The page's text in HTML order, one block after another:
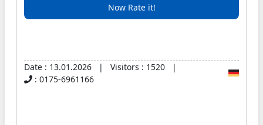
Durchführung stehen wir Ihnen jederzeit zur
Now Rate it!
Date : 13.01.2026 | Visitors : 1520 |
: 0175-6961166